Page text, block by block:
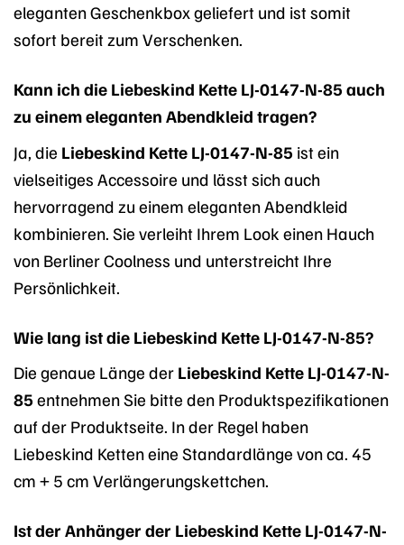
eleganten Geschenkbox geliefert und ist somit
sofort bereit zum Verschenken.
Kann ich die Liebeskind Kette LJ-0147-N-85 auch
zu einem eleganten Abendkleid tragen?
Ja, die Liebeskind Kette LJ-0147-N-85 ist ein
vielseitiges Accessoire und lässt sich auch
hervorragend zu einem eleganten Abendkleid
kombinieren. Sie verleiht Ihrem Look einen Hauch
von Berliner Coolness und unterstreicht Ihre
Persönlichkeit.
Wie lang ist die Liebeskind Kette LJ-0147-N-85?
Die genaue Länge der Liebeskind Kette LJ-0147-N-
85 entnehmen Sie bitte den Produktspezifikationen
auf der Produktseite. In der Regel haben
Liebeskind Ketten eine Standardlänge von ca. 45
cm + 5 cm Verlängerungskettchen.
Ist der Anhänger der Liebeskind Kette LJ-0147-N-